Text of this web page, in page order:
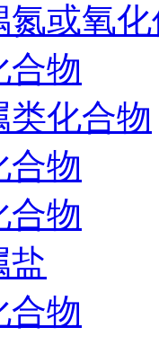
氮或氧
合物
类化合物
合物
合物
盐
合物